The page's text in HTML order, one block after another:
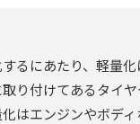
るにあたり、軽量
り付けてあるタイ
はエンジンやボデ